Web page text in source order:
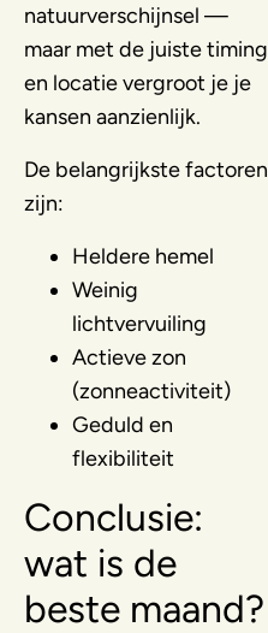
natuurverschijnsel —
maar met de juiste timing
en locatie vergroot je je
kansen aanzienlijk.
De belangrijkste factoren
zijn:
Heldere hemel
Weinig
lichtvervuiling
Actieve zon
(zonneactiviteit)
Geduld en
flexibiliteit
Conclusie:
wat is de
beste maand?